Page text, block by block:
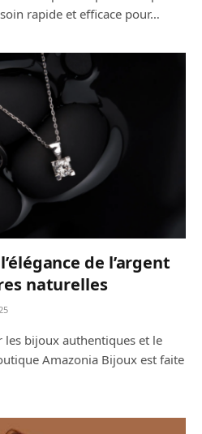
rapide et efficace pour…
de l’argent
naturelles
les bijoux authentiques et le
Amazonia Bijoux est faite